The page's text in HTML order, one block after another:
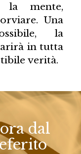
la mente,
Una
la
in tutta
verità.
dal